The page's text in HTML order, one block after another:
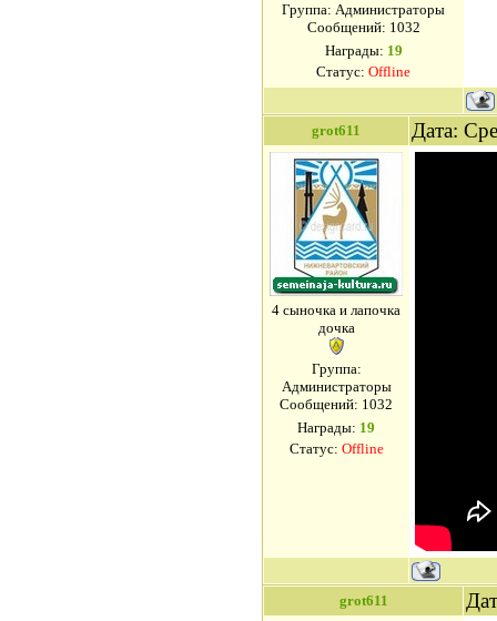
Группа: Администраторы
Сообщений: 1032
Награды: 19
Статус: Offline
grot611 Дата:
4 сыночка и лапочка
дочка
Группа:
Администраторы
Сообщений: 1032
Награды: 19
Статус: Offline
grot611